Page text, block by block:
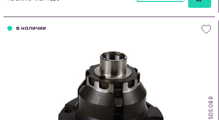
SDS.08.R
в наличии